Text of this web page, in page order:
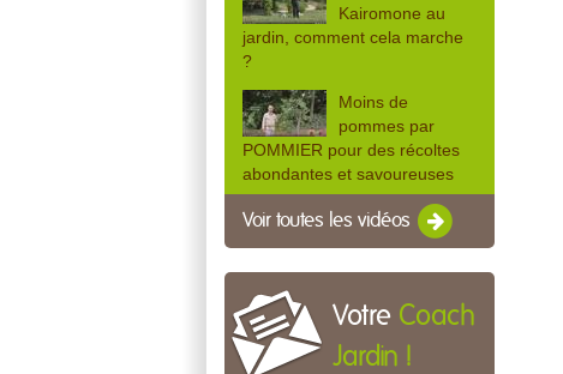
Kairomone au
jardin, comment cela marche
?
Moins de
pommes par
POMMIER pour des récoltes
abondantes et savoureuses
Voir toutes les vidéos
Votre Coach
Jardin !